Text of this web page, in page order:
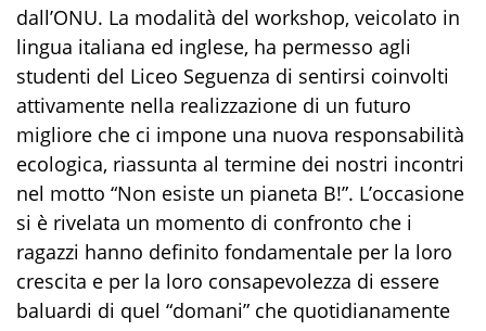
dall’ONU. La modalità del workshop, veicolato in
lingua italiana ed inglese, ha permesso agli
studenti del Liceo Seguenza di sentirsi coinvolti
attivamente nella realizzazione di un futuro
migliore che ci impone una nuova responsabilità
ecologica, riassunta al termine dei nostri incontri
nel motto “Non esiste un pianeta B!”. L’occasione
si è rivelata un momento di confronto che i
ragazzi hanno definito fondamentale per la loro
crescita e per la loro consapevolezza di essere
baluardi di quel “domani” che quotidianamente